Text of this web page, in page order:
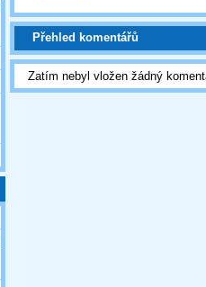
Přehled komentářů
Zatím nebyl vložen žádný